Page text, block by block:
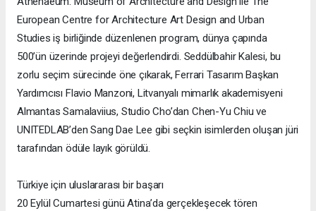
European Centre for Architecture Art Design and Urban
Studies iş birliğinde düzenlenen program, dünya çapında
500’ün üzerinde projeyi değerlendirdi. Seddülbahir Kalesi, bu
zorlu seçim sürecinde öne çıkarak, Ferrari Tasarım Başkan
Yardımcısı Flavio Manzoni, Litvanyalı mimarlık akademisyeni
Almantas Samalaviius, Studio Cho’dan Chen-Yu Chiu ve
UNITEDLAB’den Sang Dae Lee gibi seçkin isimlerden oluşan jüri
tarafından ödüle layık görüldü.
Türkiye için uluslararası bir başarı
20 Eylül Cumartesi günü Atina’da gerçekleşecek tören